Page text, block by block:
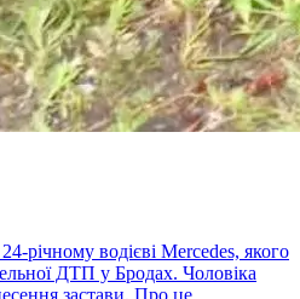
річному водієві Mercedes, якого
ДТП у Бродах. Чоловіка
застави. Про це